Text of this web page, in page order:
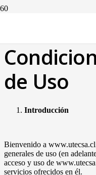
de Uso
Introducción
Bienvenido a
generales de uso (en
acceso y uso de
servicios ofrecidos en él.